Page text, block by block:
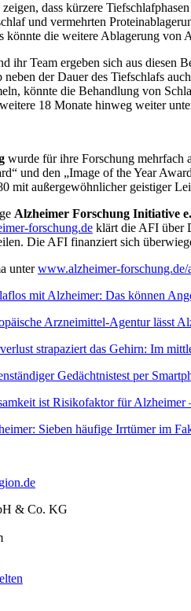
zeigen, dass kürzere
und vermehrten
könnte die weitere Ablagerung von
ihr Team ergeben sich aus diesen
neben der Dauer des Tiefschlafs
könnte die Behandlung von
18 Monate hinweg weiter
wurde für ihre Forschung mehrfach
und den „Image of the Year
mit außergewöhnlicher geistiger
Alzheimer Forschung Initiative
forschung.de klärt die AFI über
Die AFI finanziert sich
unterwww.alzheimer-forschung.de/
mit Alzheimer: Das können
Arzneimittel-Agentur lässt
strapaziert das Gehirn: Im
Gedächtnistest per
ist Risikofaktor für Alzheimer
Sieben häufige Irrtümer im
& Co. KG